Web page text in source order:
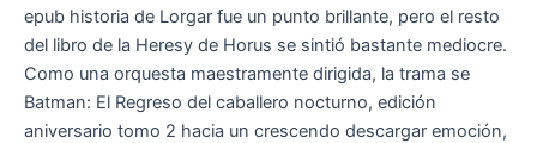
epub historia de Lorgar fue un punto brillante, pero el resto
del libro de la Heresy de Horus se sintió bastante mediocre.
Como una orquesta maestramente dirigida, la trama se
Batman: El Regreso del caballero nocturno, edición
aniversario tomo 2 hacia un crescendo descargar emoción,